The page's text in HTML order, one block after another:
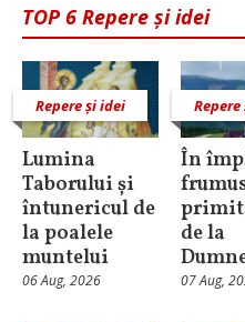
TOP 6 Repere și idei
Repere și idei
Lumina
Taborului și
întunericul de
la poalele
muntelui
06 Aug, 2026
În
de la
07 Aug,